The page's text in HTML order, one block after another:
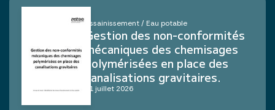
Assainissement / Eau potable
Gestion des non-conformités
mécaniques des chemisages
polymérisées en place des
canalisations gravitaires.
21 juillet 2026